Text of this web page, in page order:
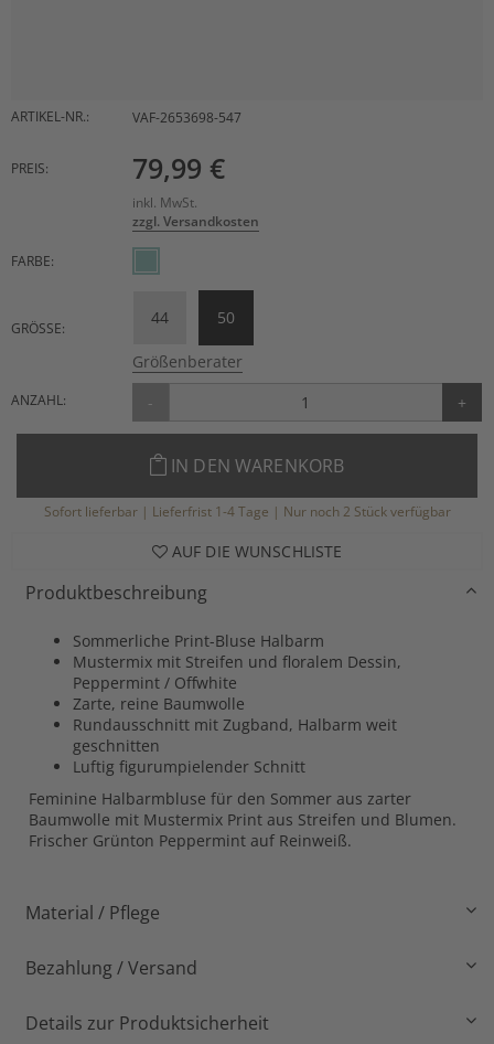
ARTIKEL-NR.: VAF-2653698-547
PREIS: 79,99 €
inkl. MwSt.
zzgl. Versandkosten
FARBE:
GRÖSSE:
44 50
Größenberater
ANZAHL: - +
IN DEN WARENKORB
Sofort lieferbar | Lieferfrist 1-4 Tage | Nur noch 2 Stück verfügbar
AUF DIE WUNSCHLISTE
Produktbeschreibung
Sommerliche Print-Bluse Halbarm
Mustermix mit Streifen und floralem Dessin,
Peppermint / Offwhite
Zarte, reine Baumwolle
Rundausschnitt mit Zugband, Halbarm weit
geschnitten
Luftig figurumpielender Schnitt
Feminine Halbarmbluse für den Sommer aus zarter
Baumwolle mit Mustermix Print aus Streifen und Blumen.
Frischer Grünton Peppermint auf Reinweiß.
Material / Pflege
Bezahlung / Versand
Details zur Produktsicherheit